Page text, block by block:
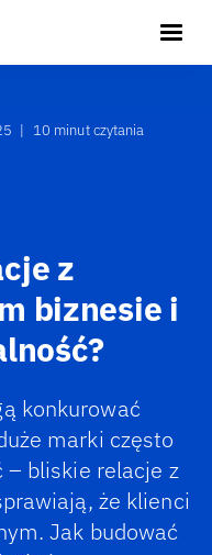
| 10 minut czytania
z
biznesie i
konkurować
marki często
– bliskie relacje z
że klienci
Jak budować